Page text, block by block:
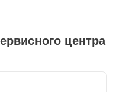
центра